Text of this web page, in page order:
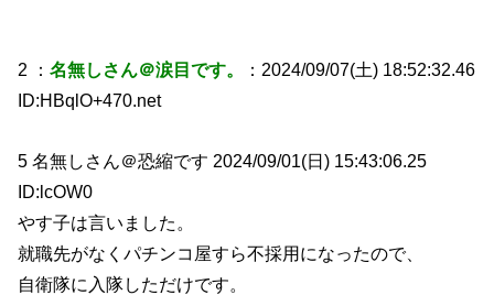
2 ：名無しさん＠涙目です。
：2024/09/07(土) 18:52:32.46
ID:HBqlO+470.net
5 名無しさん＠恐縮です 2024/09/01(日) 15:43:06.25
ID:lcOW0
やす子は言いました。
就職先がなくパチンコ屋すら不採用になったので、
自衛隊に入隊しただけです。